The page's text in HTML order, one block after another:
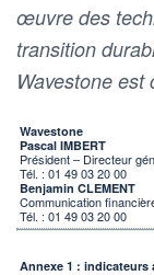
œuvre des
transition
Wavestone
Wavestone
Pascal IMBERT
Président – Directeur
Tél. : 01 49 03 20 00
Benjamin CLEMENT
Communication
Tél. : 01 49 03 20 00
Annexe 1 :